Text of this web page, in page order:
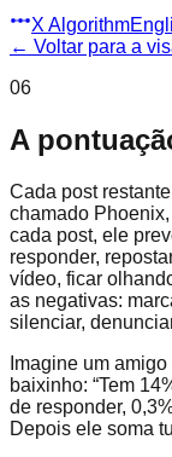
X Algorithm
← Voltar para a
06
A
Cada post
chamado
cada post, ele
responder,
vídeo, ficar
as negativas:
silenciar,
Imagine um
baixinho: “Tem
de responder,
Depois ele soma